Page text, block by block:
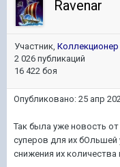
Ravenar
Участник, Коллекционер
2 026 публикаций
16 422 боя
Опубликовано: 25 апр
Так была уже новость
суперов для их бОльшей
снижения их